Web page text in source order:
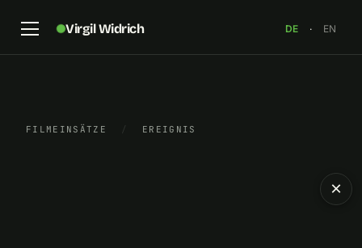
Virgil Widrich DE · EN
FILMEINSÄTZE / EREIGNIS
×